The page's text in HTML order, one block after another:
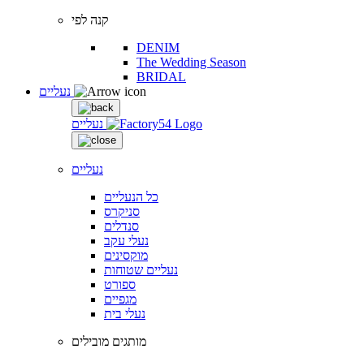
קנה לפי
DENIM
The Wedding Season
BRIDAL
נעליים
נעליים
כל הנעליים
סניקרס
סנדלים
נעלי עקב
מוקסינים
נעליים שטוחות
ספורט
מגפיים
נעלי בית
מותגים מובילים